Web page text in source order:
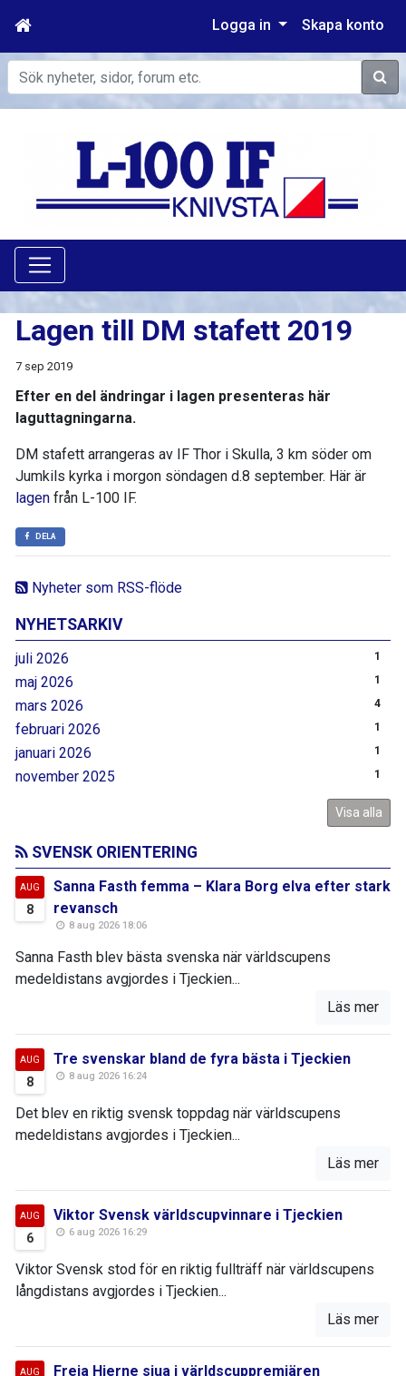
Logga in Skapa konto
Sök
Nyheter som RSS-flöde
NYHETSARKIV
juli 2026 1
maj 2026 1
mars 2026 4
februari 2026 1
januari 2026 1
november 2025 1
Visa alla
Lagen till DM stafett 2019
7 sep 2019
Efter en del ändringar i lagen presenteras här
laguttagningarna.
DM stafett arrangeras av IF Thor i Skulla, 3 km söder om
Jumkils kyrka i morgon söndagen d.8 september. Här är
lagen från L-100 IF.
DELA
SVENSK ORIENTERING
AUG
8
Sanna Fasth femma – Klara Borg elva efter stark
revansch
8 aug 2026 18:06
Sanna Fasth blev bästa svenska när världscupens
medeldistans avgjordes i Tjeckien...
Läs mer
AUG
8
Tre svenskar bland de fyra bästa i Tjeckien
8 aug 2026 16:24
Det blev en riktig svensk toppdag när världscupens
medeldistans avgjordes i Tjeckien...
Läs mer
AUG
6
Viktor Svensk världscupvinnare i Tjeckien
6 aug 2026 16:29
Viktor Svensk stod för en riktig fullträff när världscupens
långdistans avgjordes i Tjeckien...
Läs mer
AUG Freja Hjerne sjua i världscuppremiären